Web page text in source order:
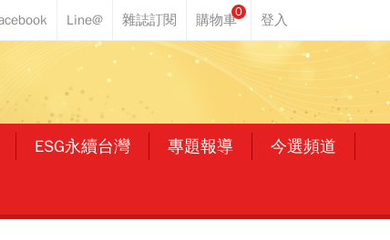
0
ESG永續台灣 專題報導 今選頻道